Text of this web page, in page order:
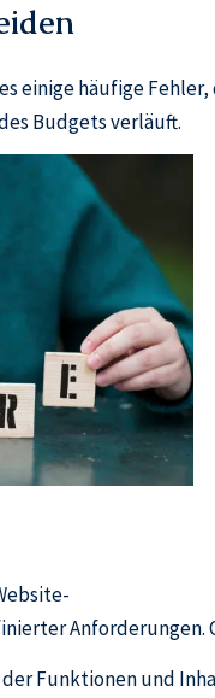
einige häufige
Budgets verläuft.
Funktionen und